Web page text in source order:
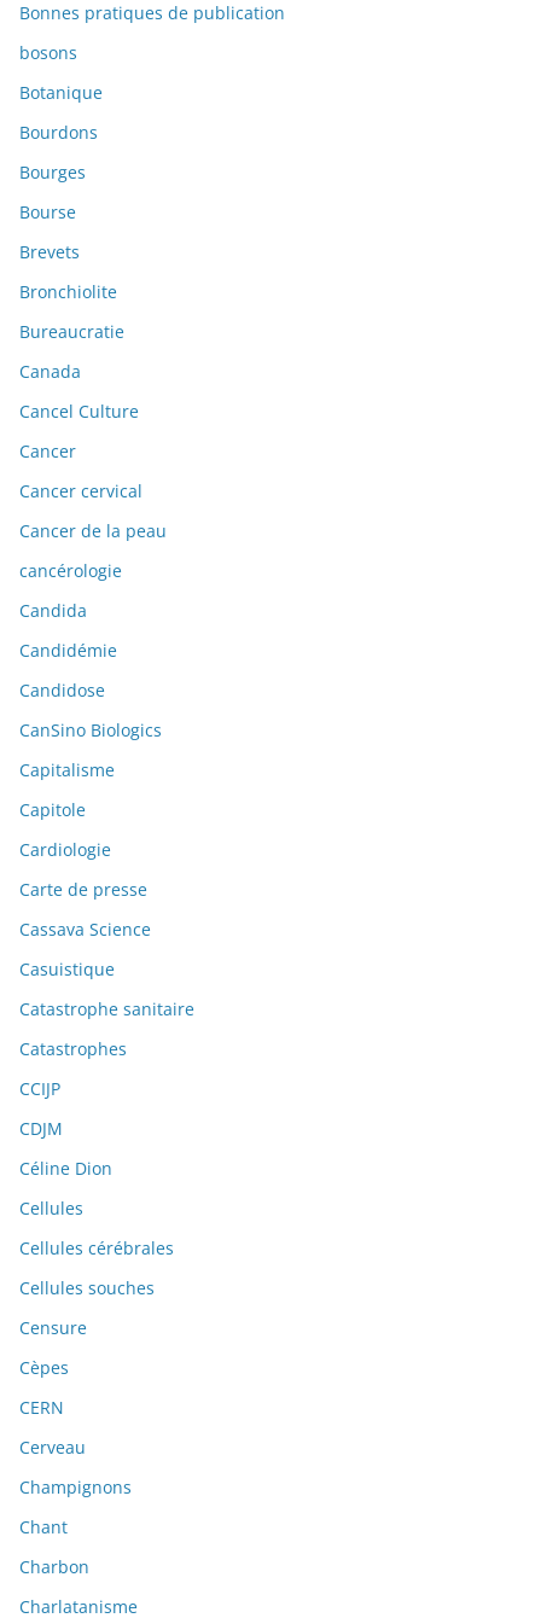
Bonnes pratiques de publication
bosons
Botanique
Bourdons
Bourges
Bourse
Brevets
Bronchiolite
Bureaucratie
Canada
Cancel Culture
Cancer
Cancer cervical
Cancer de la peau
cancérologie
Candida
Candidémie
Candidose
CanSino Biologics
Capitalisme
Capitole
Cardiologie
Carte de presse
Cassava Science
Casuistique
Catastrophe sanitaire
Catastrophes
CCIJP
CDJM
Céline Dion
Cellules
Cellules cérébrales
Cellules souches
Censure
Cèpes
CERN
Cerveau
Champignons
Chant
Charbon
Charlatanisme